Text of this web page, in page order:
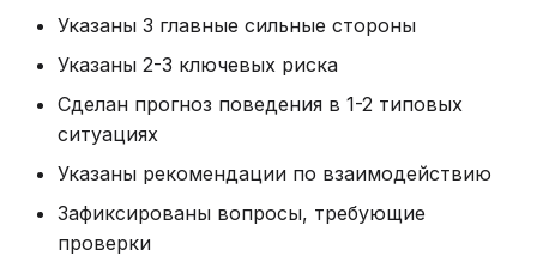
Указаны 3 главные сильные стороны
Указаны 2-3 ключевых риска
Сделан прогноз поведения в 1-2 типовых
ситуациях
Указаны рекомендации по взаимодействию
Зафиксированы вопросы, требующие
проверки